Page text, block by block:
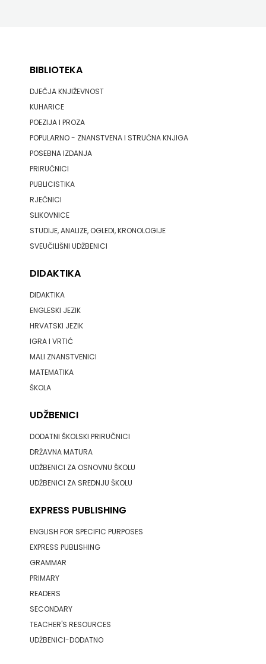
BIBLIOTEKA
DJEČJA KNJIŽEVNOST
KUHARICE
POEZIJA I PROZA
POPULARNO - ZNANSTVENA I STRUČNA KNJIGA
POSEBNA IZDANJA
PRIRUČNICI
PUBLICISTIKA
RJEČNICI
SLIKOVNICE
STUDIJE, ANALIZE, OGLEDI, KRONOLOGIJE
SVEUČILIŠNI UDŽBENICI
DIDAKTIKA
DIDAKTIKA
ENGLESKI JEZIK
HRVATSKI JEZIK
IGRA I VRTIĆ
MALI ZNANSTVENICI
MATEMATIKA
ŠKOLA
UDŽBENICI
DODATNI ŠKOLSKI PRIRUČNICI
DRŽAVNA MATURA
UDŽBENICI ZA OSNOVNU ŠKOLU
UDŽBENICI ZA SREDNJU ŠKOLU
EXPRESS PUBLISHING
ENGLISH FOR SPECIFIC PURPOSES
EXPRESS PUBLISHING
GRAMMAR
PRIMARY
READERS
SECONDARY
TEACHER'S RESOURCES
UDŽBENICI-DODATNO